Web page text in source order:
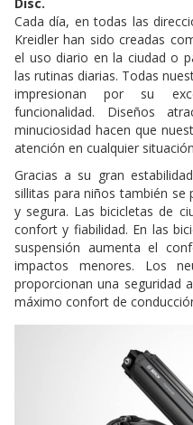
Cada día, en todas las
Kreidler han sido creadas
el uso diario en la ciudad o
las rutinas diarias. Todas
impresionan por su
funcionalidad. Diseños
minuciosidad hacen que
atención en cualquier
Gracias a su gran
sillitas para niños también
y segura. Las bicicletas de
confort y fiabilidad. En las
suspensión aumenta el
impactos menores. Los
proporcionan una seguridad
máximo confort de